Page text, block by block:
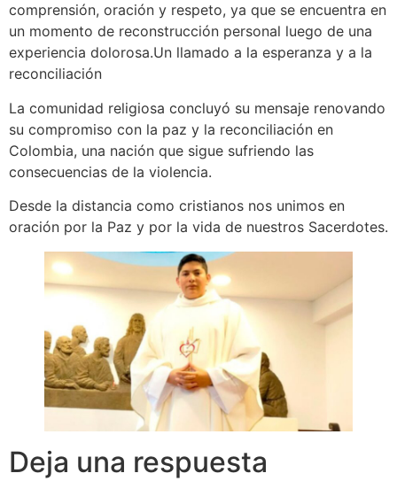
comprensión, oración y respeto, ya que se encuentra en
un momento de reconstrucción personal luego de una
experiencia dolorosa.Un llamado a la esperanza y a la
reconciliación
La comunidad religiosa concluyó su mensaje renovando
su compromiso con la paz y la reconciliación en
Colombia, una nación que sigue sufriendo las
consecuencias de la violencia.
Desde la distancia como cristianos nos unimos en
oración por la Paz y por la vida de nuestros Sacerdotes.
Deja una respuesta